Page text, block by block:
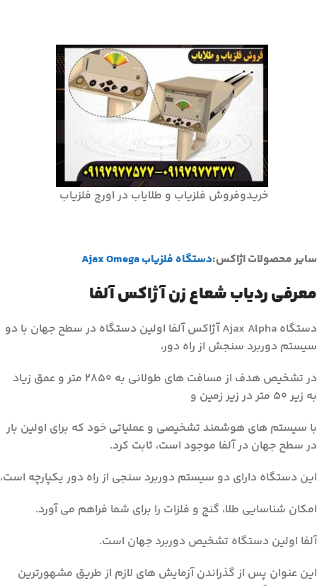
خریدوفروش فلزیاب و طلایاب در اورج فلزیاب
سایر محصولات اژاکس:دستگاه فلزیاب Ajax Omega
معرفی ردیاب شعاع زن آژاکس آلفا
دستگاه Ajax Alpha آژاکس آلفا اولین دستگاه در سطح جهان با دو
سیستم دوربرد سنجش از راه دور،
در تشخیص هدف از مسافت های طولانی به 2850 متر و عمق زیاد
به زیر 50 متر در زیر زمین و
با سیستم های هوشمند تشخیصی و عملیاتی خود که برای اولین بار
در سطح جهان در آلفا موجود است، ثابت کرد.
این دستگاه دارای دو سیستم دوربرد سنجی از راه دور یکپارچه است،
امکان شناسایی طلا، گنج و فلزات را برای شما فراهم می آورد.
آلفا اولین دستگاه تشخیص دوربرد جهان است.
این عنوان پس از گذراندن آزمایش های لازم از طریق مشهورترین